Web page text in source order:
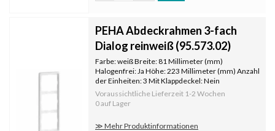
PEHA Abdeckrahmen 3-fach
Dialog reinweiß (95.573.02)
Farbe: weiß Breite: 81 Millimeter (mm)
Halogenfrei: Ja Höhe: 223 Millimeter (mm) Anzahl
der Einheiten: 3 Mit Klappdeckel: Nein
Oberflächenschutz: unbehandelt
Textfeld/Beschriftungsfläche: Nein
Werkstoffgüte: Thermoplast Werkstoff:
Voraussichtliche Lieferzeit 1-2 Wochen
0 auf Lager
≫ Mehr Produktinformationen